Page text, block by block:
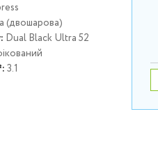
(двошарова)
Dual Black Ultra 52
3.1